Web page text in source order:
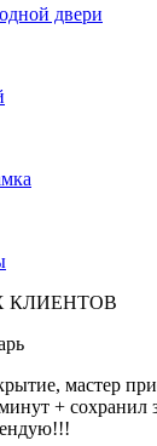
двери
мастер
+ сохранил